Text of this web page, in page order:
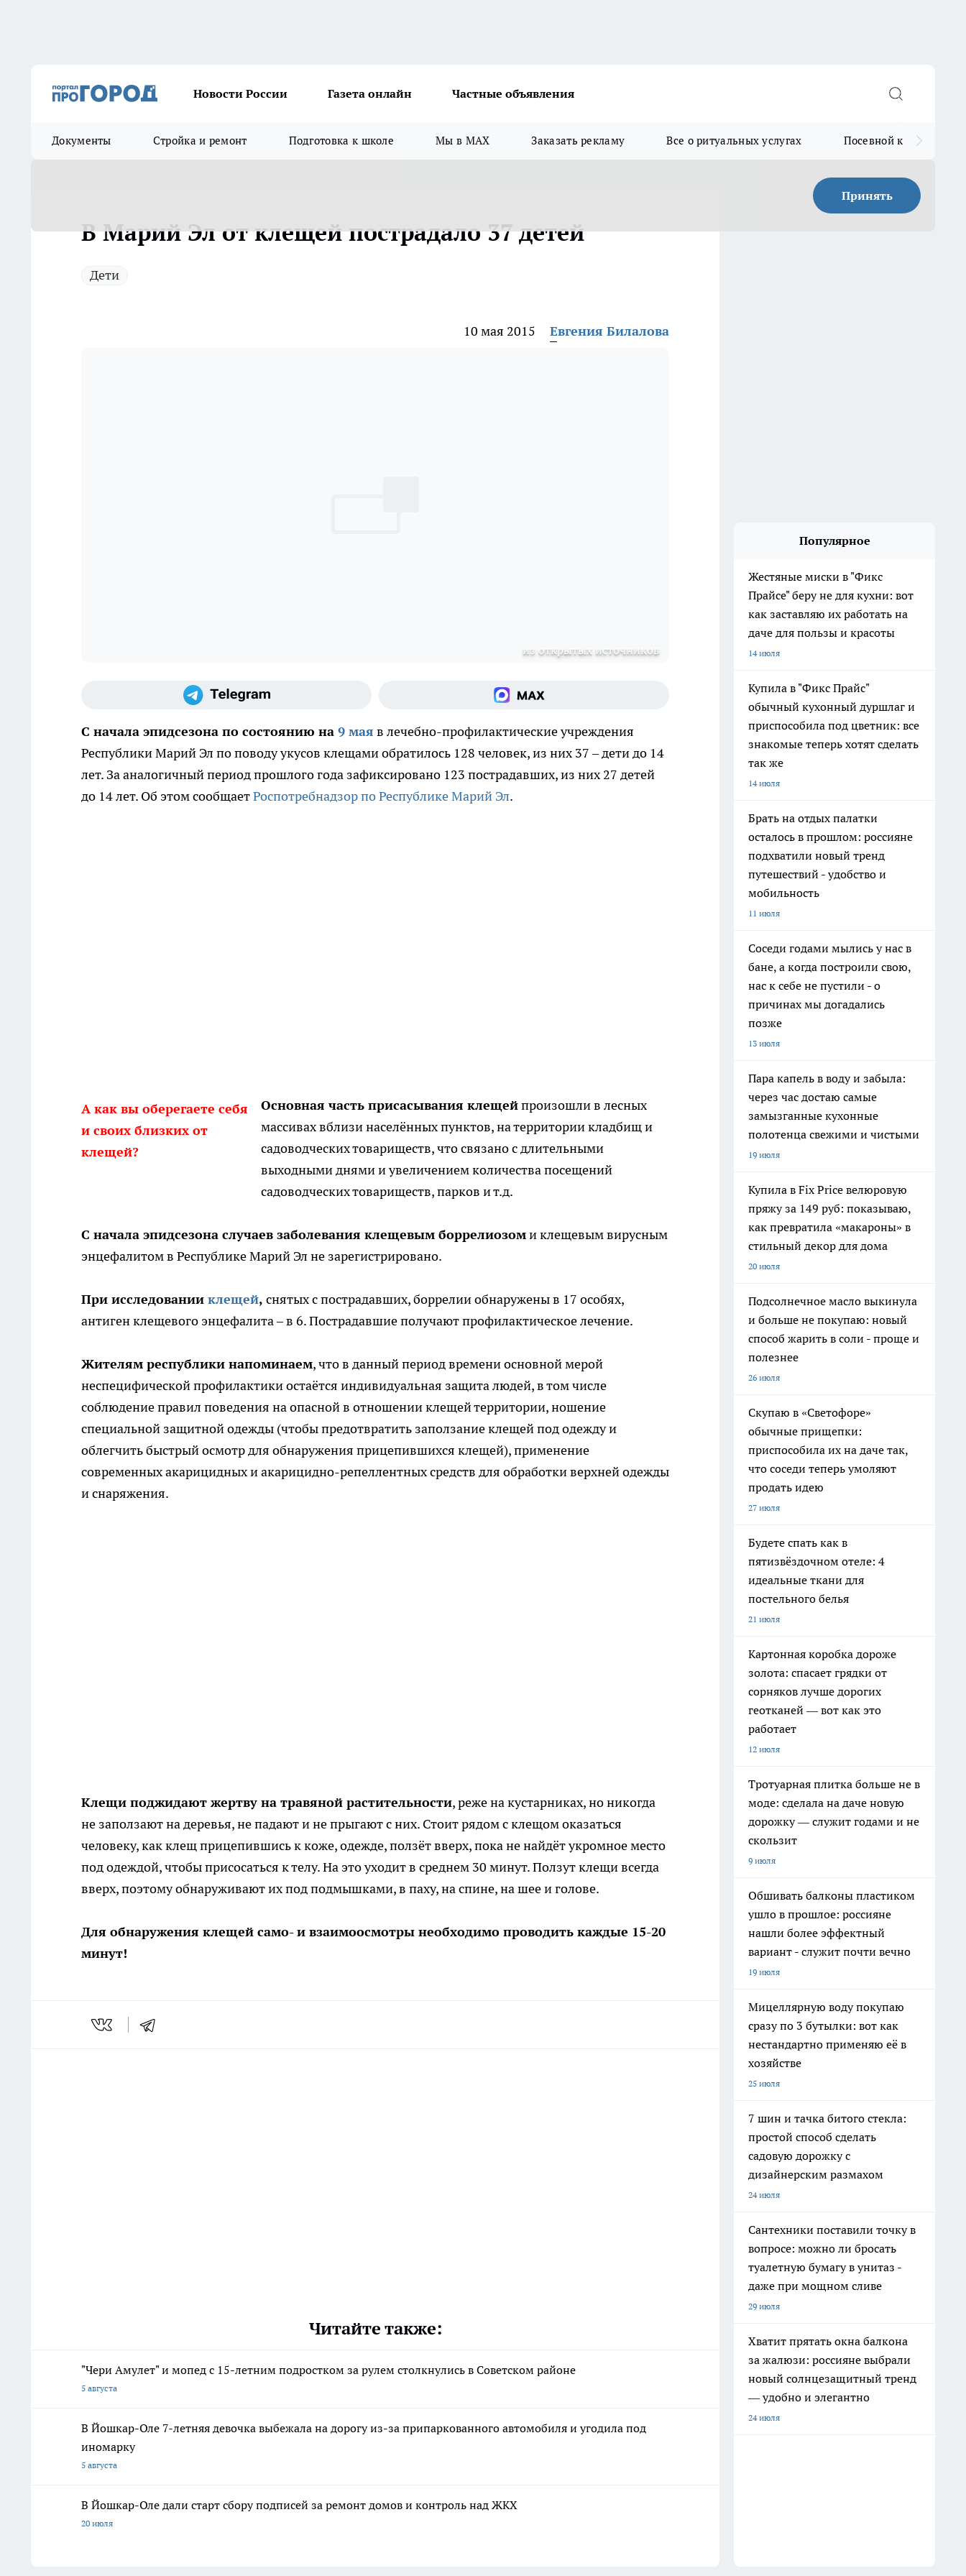
Новости России Газета онлайн Частные объявления
Документы Стройка и ремонт Подготовка к школе Мы в MAX Заказать рекламу Все о ритуальных услугах Посевной календарь
Принять
В Марий Эл от клещей пострадало 37 детей
Дети
10 мая 2015 Евгения Билалова
из открытых источников
С начала эпидсезона по состоянию на 9 мая в лечебно-профилактические учреждения
Республики Марий Эл по поводу укусов клещами обратилось 128 человек, из них 37 – дети до 14
лет. За аналогичный период прошлого года зафиксировано 123 пострадавших, из них 27 детей
до 14 лет. Об этом сообщаетРоспотребнадзор по Республике Марий Эл.
А как вы оберегаете себя
и своих близких от
клещей?
Основная часть присасывания клещейпроизошли в лесных
массивах вблизи населённых пунктов, на территории кладбищ и
садоводческих товариществ, что связано с длительными
выходными днями и увеличением количества посещений
садоводческих товариществ, парков и т.д.
С начала эпидсезона случаев заболевания клещевым боррелиозоми клещевым вирусным
энцефалитом в Республике Марий Эл не зарегистрировано.
При исследовании клещей, снятых с пострадавших, боррелии обнаружены в 17 особях,
антиген клещевого энцефалита – в 6. Пострадавшие получают профилактическое лечение.
Жителям республики напоминаем, что в данный период времени основной мерой
неспецифической профилактики остаётся индивидуальная защита людей, в том числе
соблюдение правил поведения на опасной в отношении клещей территории, ношение
специальной защитной одежды (чтобы предотвратить заползание клещей под одежду и
облегчить быстрый осмотр для обнаружения прицепившихся клещей), применение
современных акарицидных и акарицидно-репеллентных средств для обработки верхней одежды
и снаряжения.
Клещи поджидают жертву на травяной растительности, реже на кустарниках, но никогда
не заползают на деревья, не падают и не прыгают с них. Стоит рядом с клещом оказаться
человеку, как клещ прицепившись к коже, одежде, ползёт вверх, пока не найдёт укромное место
под одеждой, чтобы присосаться к телу. На это уходит в среднем 30 минут. Ползут клещи всегда
вверх, поэтому обнаруживают их под подмышками, в паху, на спине, на шее и голове.
Для обнаружения клещей само- и взаимоосмотры необходимо проводить каждые 15-20
минут!
Читайте также:
"Чери Амулет" и мопед с 15-летним подростком за рулем столкнулись в Советском районе
5 августа
В Йошкар-Оле 7-летняя девочка выбежала на дорогу из-за припаркованного автомобиля и угодила под
иномарку
5 августа
В Йошкар-Оле дали старт сбору подписей за ремонт домов и контроль над ЖКХ
20 июля
Популярное
Жестяные миски в "Фикс
Прайсе" беру не для кухни: вот
как заставляю их работать на
даче для пользы и красоты
14 июля
Купила в "Фикс Прайс"
обычный кухонный дуршлаг и
приспособила под цветник: все
знакомые теперь хотят сделать
так же
14 июля
Брать на отдых палатки
осталось в прошлом: россияне
подхватили новый тренд
путешествий - удобство и
мобильность
11 июля
Соседи годами мылись у нас в
бане, а когда построили свою,
нас к себе не пустили - о
причинах мы догадались
позже
13 июля
Пара капель в воду и забыла:
через час достаю самые
замызганные кухонные
полотенца свежими и чистыми
19 июля
Купила в Fix Price велюровую
пряжу за 149 руб: показываю,
как превратила «макароны» в
стильный декор для дома
20 июля
Подсолнечное масло выкинула
и больше не покупаю: новый
способ жарить в соли - проще и
полезнее
26 июля
Скупаю в «Светофоре»
обычные прищепки:
приспособила их на даче так,
что соседи теперь умоляют
продать идею
27 июля
Будете спать как в
пятизвёздочном отеле: 4
идеальные ткани для
постельного белья
21 июля
Картонная коробка дороже
золота: спасает грядки от
сорняков лучше дорогих
геотканей — вот как это
работает
12 июля
Тротуарная плитка больше не в
моде: сделала на даче новую
дорожку — служит годами и не
скользит
9 июля
Обшивать балконы пластиком
ушло в прошлое: россияне
нашли более эффектный
вариант - служит почти вечно
19 июля
Мицеллярную воду покупаю
сразу по 3 бутылки: вот как
нестандартно применяю её в
хозяйстве
25 июля
7 шин и тачка битого стекла:
простой способ сделать
садовую дорожку с
дизайнерским размахом
24 июля
Сантехники поставили точку в
вопросе: можно ли бросать
туалетную бумагу в унитаз -
даже при мощном сливе
29 июля
Хватит прятать окна балкона
за жалюзи: россияне выбрали
новый солнцезащитный тренд
— удобно и элегантно
24 июля